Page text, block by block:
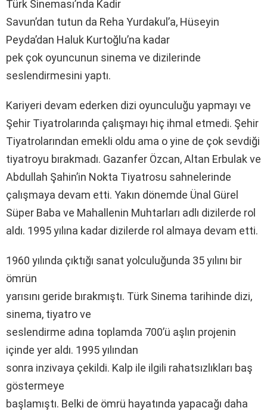
Türk Sineması’nda Kadir
Savun’dan tutun da Reha Yurdakul’a, Hüseyin
Peyda’dan Haluk Kurtoğlu’na kadar
pek çok oyuncunun sinema ve dizilerinde
seslendirmesini yaptı.
Kariyeri devam ederken dizi oyunculuğu yapmayı ve
Şehir Tiyatrolarında çalışmayı hiç ihmal etmedi. Şehir
Tiyatrolarından emekli oldu ama o yine de çok sevdiği
tiyatroyu bırakmadı. Gazanfer Özcan, Altan Erbulak ve
Abdullah Şahin’in Nokta Tiyatrosu sahnelerinde
çalışmaya devam etti. Yakın dönemde Ünal Gürel
Süper Baba ve Mahallenin Muhtarları adlı dizilerde rol
aldı. 1995 yılına kadar dizilerde rol almaya devam etti.
1960 yılında çıktığı sanat yolculuğunda 35 yılını bir
ömrün
yarısını geride bırakmıştı. Türk Sinema tarihinde dizi,
sinema, tiyatro ve
seslendirme adına toplamda 700’ü aşlın projenin
içinde yer aldı. 1995 yılından
sonra inzivaya çekildi. Kalp ile ilgili rahatsızlıkları baş
göstermeye
başlamıştı. Belki de ömrü hayatında yapacağı daha